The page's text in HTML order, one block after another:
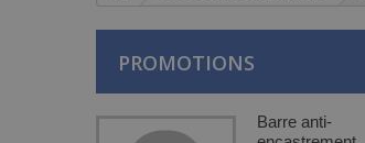
PROMOTIONS
Barre anti-